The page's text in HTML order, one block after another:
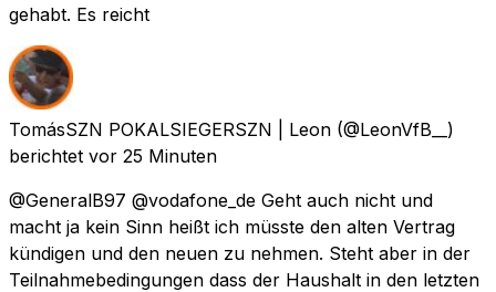
gehabt. Es reicht
TomásSZN POKALSIEGERSZN | Leon (@LeonVfB__)
berichtet vor 25 Minuten
@GeneralB97 @vodafone_de Geht auch nicht und
macht ja kein Sinn heißt ich müsste den alten Vertrag
kündigen und den neuen zu nehmen. Steht aber in der
Teilnahmebedingungen dass der Haushalt in den letzten